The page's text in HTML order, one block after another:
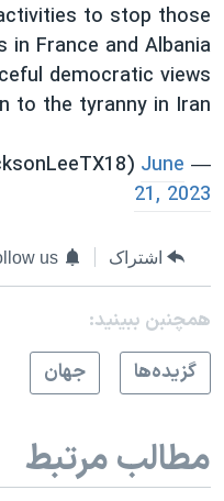
to stop those
in France and Albania
democratic views
to the tyranny in Iran.
— Sheila Jackson Lee (@JacksonLeeTX18)
June
21, 2023
اشتراک us
همچنبن ببینید:
گزيده‌ها
جهان
مطالب مرتبط